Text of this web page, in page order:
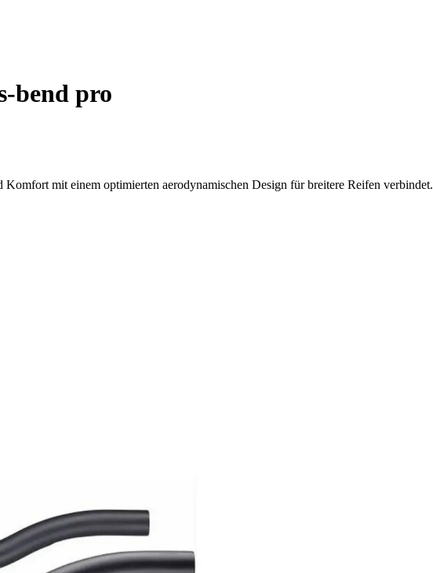
bend pro
mit einem optimierten aerodynamischen Design für breitere Reifen verbindet.